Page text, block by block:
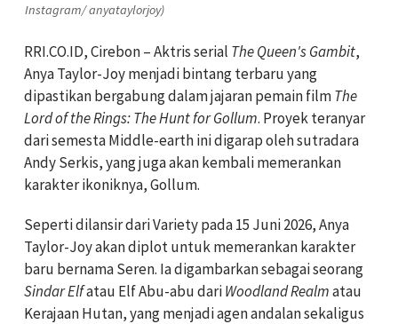
Instagram/ anyataylorjoy)
RRI.CO.ID, Cirebon – Aktris serial The Queen's Gambit,
Anya Taylor-Joy menjadi bintang terbaru yang
dipastikan bergabung dalam jajaran pemain filmThe
Lord of the Rings: The Hunt for Gollum. Proyek teranyar
dari semesta Middle-earth ini digarap oleh sutradara
Andy Serkis, yang juga akan kembali memerankan
karakter ikoniknya, Gollum.
Seperti dilansir dari Variety pada 15 Juni 2026, Anya
Taylor-Joy akan diplot untuk memerankan karakter
baru bernama Seren. Ia digambarkan sebagai seorang
Sindar Elfatau Elf Abu-abu dariWoodland Realmatau
Kerajaan Hutan, yang menjadi agen andalan sekaligus